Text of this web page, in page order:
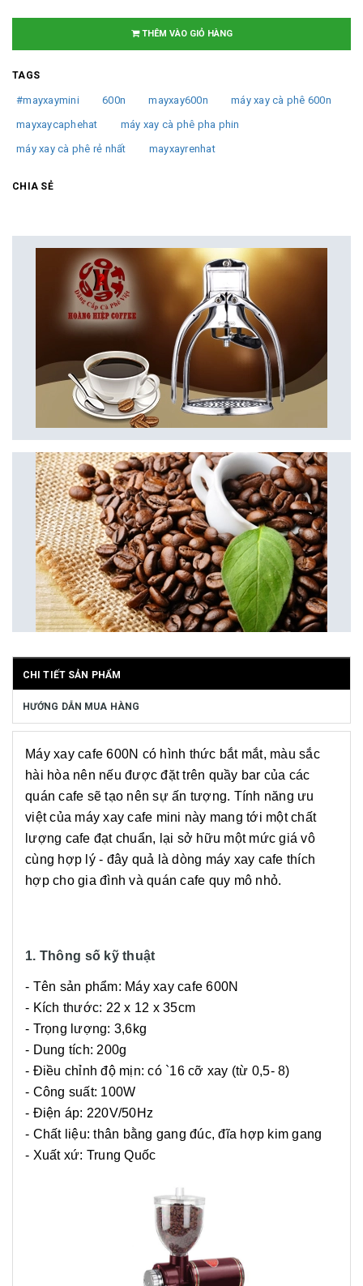
THÊM VÀO GIỎ HÀNG
TAGS
#mayxaymini 600n mayxay600n
máy xay cà phê 600n
mayxaycaphehat
máy xay cà phê pha phin
máy xay cà phê rẻ nhất
mayxayrenhat
CHIA SẺ
CHI TIẾT SẢN PHẨM
HƯỚNG DẪN MUA HÀNG
Máy xay cafe 600N có hình thức bắt mắt, màu sắc
hài hòa nên nếu được đặt trên quầy bar của các
quán cafe sẽ tạo nên sự ấn tượng. Tính năng ưu
việt của máy xay cafe mini này mang tới một chất
lượng cafe đạt chuẩn, lại sở hữu một mức giá vô
cùng hợp lý - đây quả là dòng máy xay cafe thích
hợp cho gia đình và quán cafe quy mô nhỏ.
1. Thông số kỹ thuật
- Tên sản phẩm: Máy xay cafe 600N
- Kích thước: 22 x 12 x 35cm
- Trọng lượng: 3,6kg
- Dung tích: 200g
- Điều chỉnh độ mịn: có `16 cỡ xay (từ 0,5- 8)
- Công suất: 100W
- Điện áp: 220V/50Hz
- Chất liệu: thân bằng gang đúc, đĩa hợp kim gang
- Xuất xứ: Trung Quốc